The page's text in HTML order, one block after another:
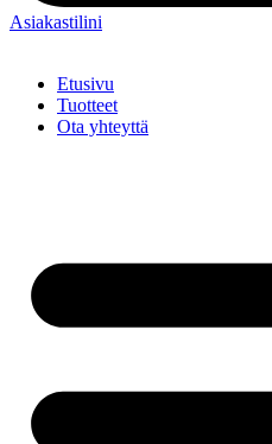
Asiakastilini
Etusivu
Tuotteet
Ota yhteyttä